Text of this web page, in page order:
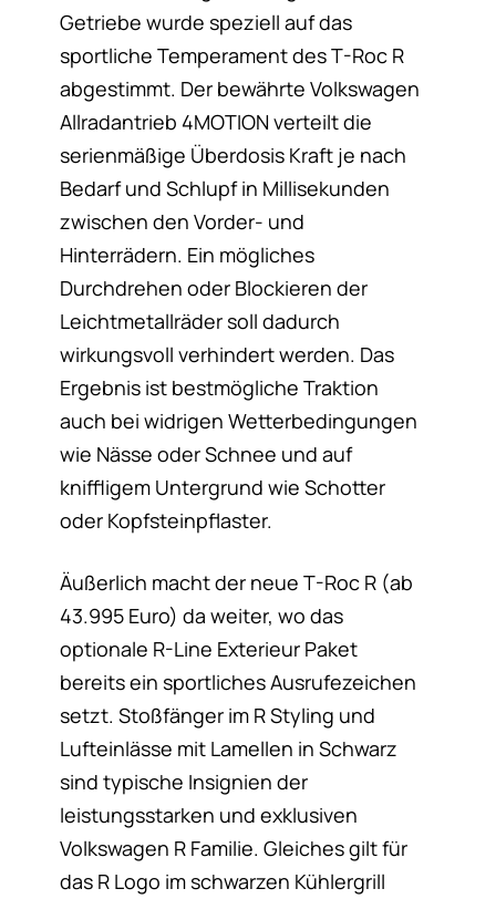
Getriebe wurde speziell auf das
sportliche Temperament des T-Roc R
abgestimmt. Der bewährte Volkswagen
Allradantrieb 4MOTION verteilt die
serienmäßige Überdosis Kraft je nach
Bedarf und Schlupf in Millisekunden
zwischen den Vorder- und
Hinterrädern. Ein mögliches
Durchdrehen oder Blockieren der
Leichtmetallräder soll dadurch
wirkungsvoll verhindert werden. Das
Ergebnis ist bestmögliche Traktion
auch bei widrigen Wetterbedingungen
wie Nässe oder Schnee und auf
kniffligem Untergrund wie Schotter
oder Kopfsteinpflaster.
Äußerlich macht der neue T-Roc R (ab
43.995 Euro) da weiter, wo das
optionale R-Line Exterieur Paket
bereits ein sportliches Ausrufezeichen
setzt. Stoßfänger im R Styling und
Lufteinlässe mit Lamellen in Schwarz
sind typische Insignien der
leistungsstarken und exklusiven
Volkswagen R Familie. Gleiches gilt für
das R Logo im schwarzen Kühlergrill